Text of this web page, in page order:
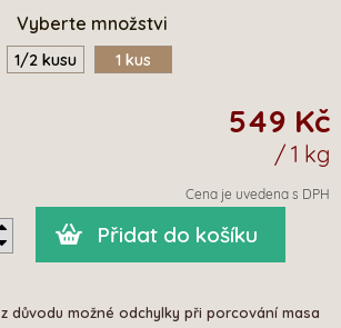
Vyberte množstvi
1/2 kusu 1 kus
549 Kč
/ 1 kg
Cena je uvedena s DPH
Přidat do košíku
z důvodu možné odchylky při porcování masa